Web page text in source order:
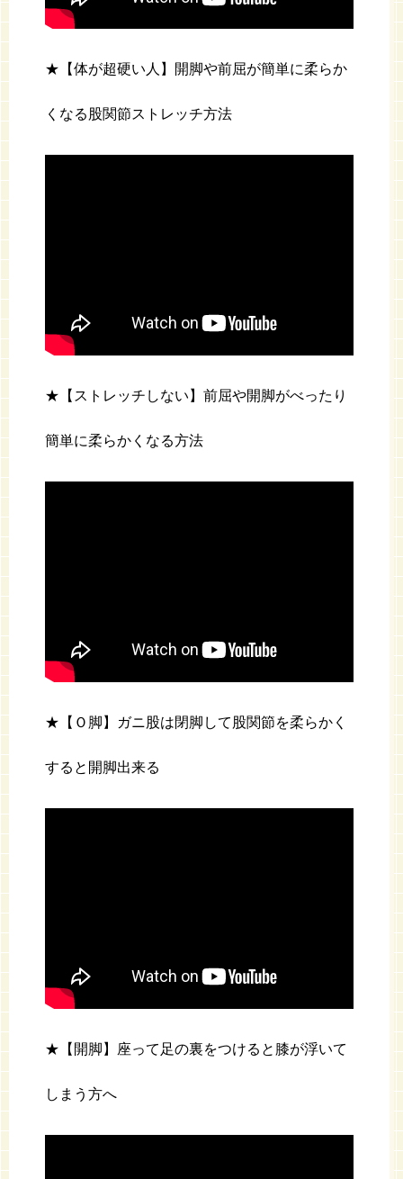
★【体が超硬い人】開脚や前屈が簡単に柔らか
くなる股関節ストレッチ方法
★【ストレッチしない】前屈や開脚がべったり
簡単に柔らかくなる方法
★【Ｏ脚】ガニ股は閉脚して股関節を柔らかく
すると開脚出来る
★【開脚】座って足の裏をつけると膝が浮いて
しまう方へ